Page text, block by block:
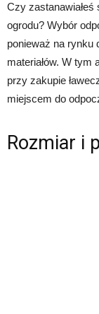
Czy zastanawiałeś
ogrodu? Wybór
ponieważ na rynku
materiałów. W
przy zakupie
miejscem do
Rozmiar i